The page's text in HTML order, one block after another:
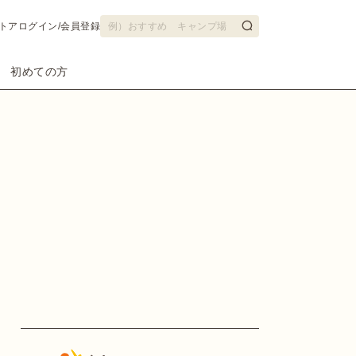
ア ログイン/会員登録
初めての方